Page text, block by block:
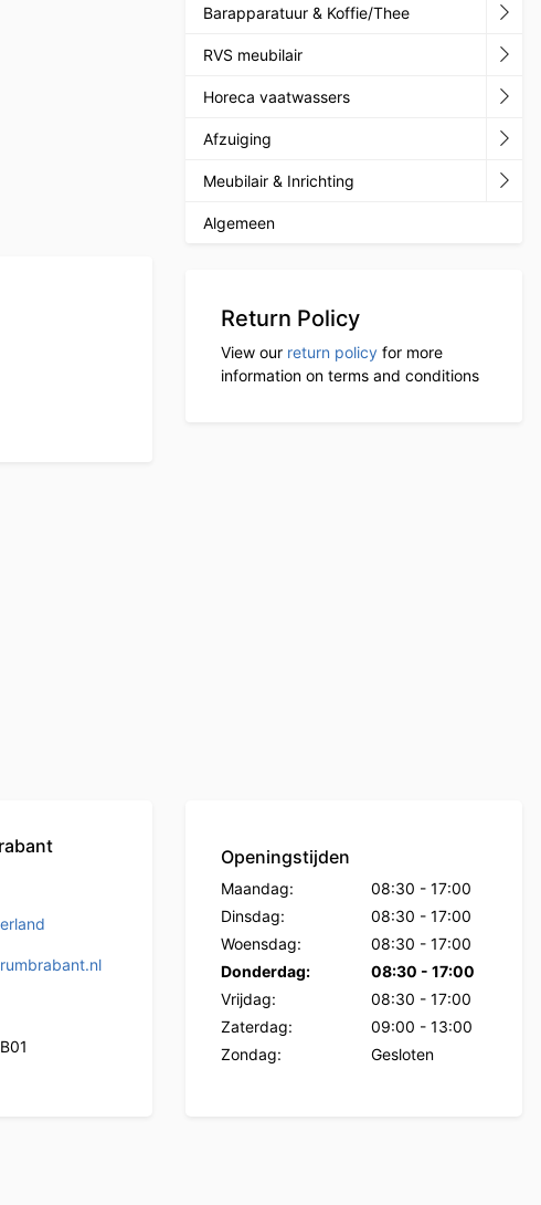
Barapparatuur & Koffie/Thee
RVS meubilair
Horeca vaatwassers
Afzuiging
Meubilair & Inrichting
Algemeen
Return Policy
View our return policy for more
information on terms and conditions
Openingstijden
Maandag: 08:30 - 17:00
Dinsdag:
08:30 - 17:00
Woensdag:
08:30 - 17:00
Donderdag:
08:30 - 17:00
Vrijdag:
08:30 - 17:00
Zaterdag:
09:00 - 13:00
Zondag:
Gesloten